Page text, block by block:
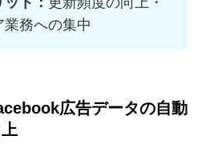
務への集中
広告データの自動